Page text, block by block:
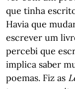
que tinha
Havia que
escrever um
percebi que
implica saber
poemas. Fiz as